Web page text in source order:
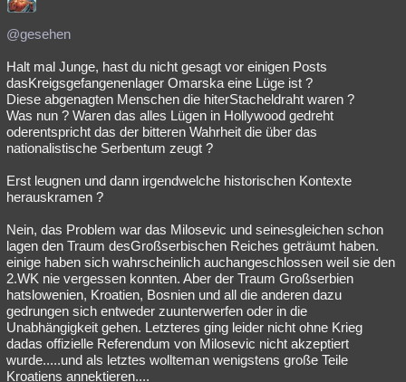
@gesehen
Halt mal Junge, hast du nicht gesagt vor einigen Posts
dasKreigsgefangenenlager Omarska eine Lüge ist ?
Diese abgenagten Menschen die hiterStacheldraht waren ?
Was nun ? Waren das alles Lügen in Hollywood gedreht
oderentspricht das der bitteren Wahrheit die über das
nationalistische Serbentum zeugt ?
Erst leugnen und dann irgendwelche historischen Kontexte
herauskramen ?
Nein, das Problem war das Milosevic und seinesgleichen schon
lagen den Traum desGroßserbischen Reiches geträumt haben.
einige haben sich wahrscheinlich auchangeschlossen weil sie den
2.WK nie vergessen konnten. Aber der Traum Großserbien
hatslowenien, Kroatien, Bosnien und all die anderen dazu
gedrungen sich entweder zuunterwerfen oder in die
Unabhängigkeit gehen. Letzteres ging leider nicht ohne Krieg
dadas offizielle Referendum von Milosevic nicht akzeptiert
wurde.....und als letztes wollteman wenigstens große Teile
Kroatiens annektieren....